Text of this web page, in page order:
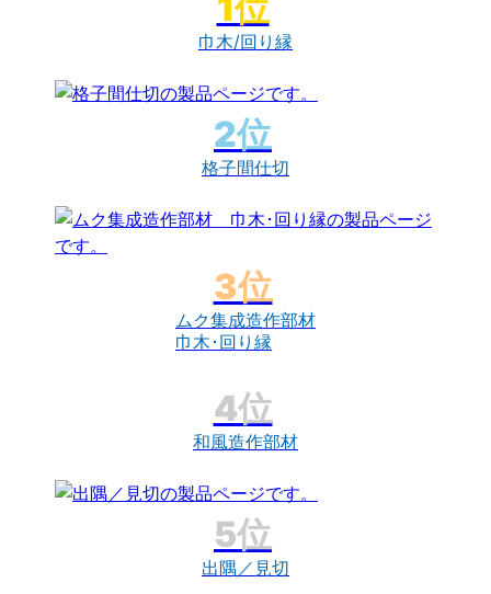
巾木/回り縁
格子間仕切
ムク集成造作部材
巾木･回り縁
和風造作部材
出隅／見切